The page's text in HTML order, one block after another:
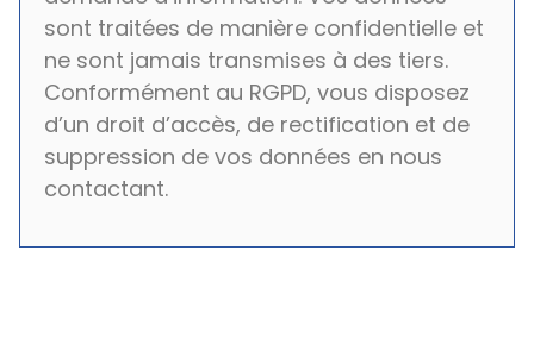
sont traitées de manière confidentielle et
ne sont jamais transmises à des tiers.
Conformément au RGPD, vous disposez
d’un droit d’accès, de rectification et de
suppression de vos données en nous
contactant.